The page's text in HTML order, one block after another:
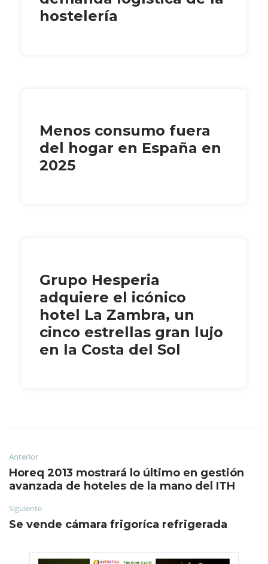
hostelería
Menos consumo fuera
del hogar en España en
2025
Grupo Hesperia
adquiere el icónico
hotel La Zambra, un
cinco estrellas gran lujo
en la Costa del Sol
Anterior
Horeq 2013 mostrará lo último en gestión
avanzada de hoteles de la mano del ITH
Siguiente
Se vende cámara frigoríca refrigerada